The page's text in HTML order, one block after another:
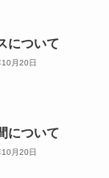
について
月20日
について
月20日